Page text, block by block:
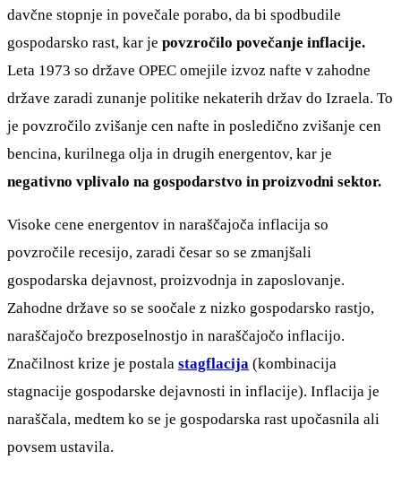
davčne stopnje in povečale porabo, da bi spodbudile
gospodarsko rast, kar je povzročilo povečanje inflacije.
Leta 1973 so države OPEC omejile izvoz nafte v zahodne
države zaradi zunanje politike nekaterih držav do Izraela. To
je povzročilo zvišanje cen nafte in posledično zvišanje cen
bencina, kurilnega olja in drugih energentov, kar je
negativno vplivalo na gospodarstvo in proizvodni sektor.
Visoke cene energentov in naraščajoča inflacija so
povzročile recesijo, zaradi česar so se zmanjšali
gospodarska dejavnost, proizvodnja in zaposlovanje.
Zahodne države so se soočale z nizko gospodarsko rastjo,
naraščajočo brezposelnostjo in naraščajočo inflacijo.
Značilnost krize je postala stagflacija (kombinacija
stagnacije gospodarske dejavnosti in inflacije). Inflacija je
naraščala, medtem ko se je gospodarska rast upočasnila ali
povsem ustavila.